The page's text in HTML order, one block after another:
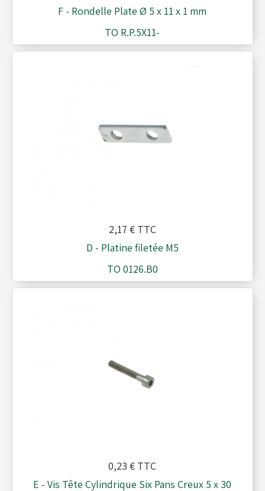
F - Rondelle Plate Ø 5 x 11 x 1 mm
TO R.P.5X11-
2,17 € TTC
D - Platine filetée M5
TO 0126.B0
0,23 € TTC
E - Vis Tête Cylindrique Six Pans Creux 5 x 30